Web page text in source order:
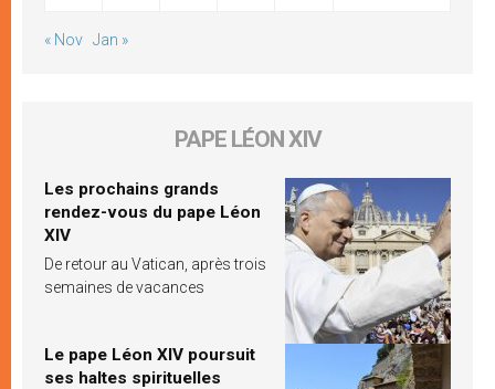
« Nov Jan »
PAPE LÉON XIV
Les prochains grands
rendez-vous du pape Léon
XIV
De retour au Vatican, après trois
semaines de vacances
Le pape Léon XIV poursuit
ses haltes spirituelles